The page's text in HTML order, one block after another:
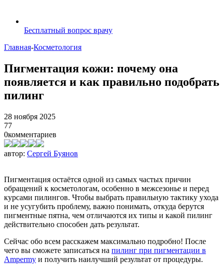
Бесплатный вопрос врачу
Главная-Косметология
Пигментация кожи: почему она
появляется и как правильно подобрать
пилинг
28 ноября 2025
77
0комментариев
автор: Сергей Буянов
Пигментация остаётся одной из самых частых причин
обращений к косметологам, особенно в межсезонье и перед
курсами пилингов. Чтобы выбрать правильную тактику ухода
и не усугубить проблему, важно понимать, откуда берутся
пигментные пятна, чем отличаются их типы и какой пилинг
действительно способен дать результат.
Сейчас обо всем расскажем максимально подробно! После
чего вы сможете записаться на пилинг при пигментации в
Ampermy и получить наилучший результат от процедуры.